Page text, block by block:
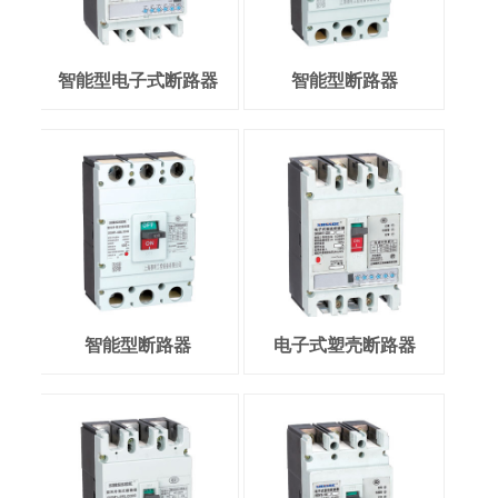
智能型电子式断路器 智能型断路器
智能型断路器 电子式塑壳断路器